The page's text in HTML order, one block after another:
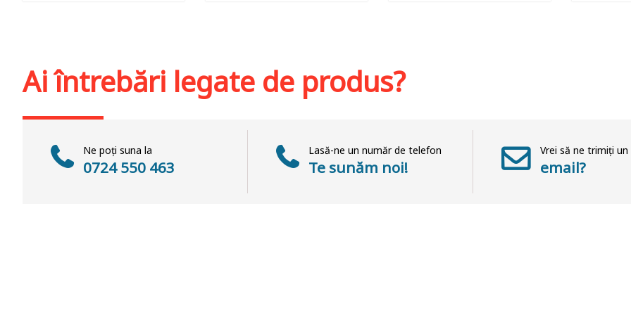
Ai întrebări legate de produs?
Ne poți suna la
0724 550 463
Lasă-ne un număr de telefon
Te sunăm noi!
Vrei să ne trimiți un
email?